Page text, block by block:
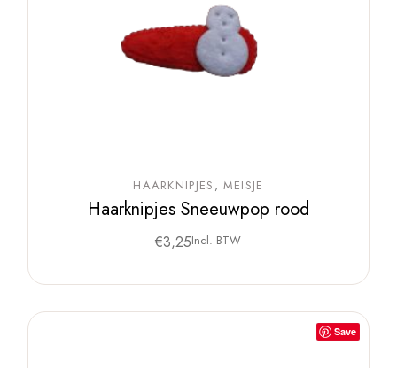
HAARKNIPJES MEISJE
Haarknipjes Sneeuwpop rood
€3,25Incl. BTW
Save